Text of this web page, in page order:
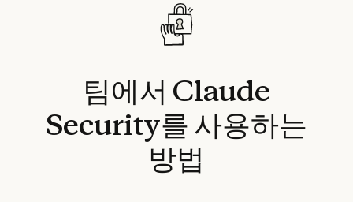
팀에서 Claude
Security를 사용하는
방법